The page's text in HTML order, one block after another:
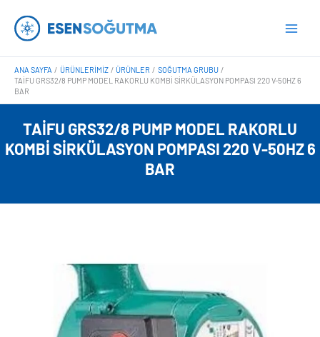
atla
ANA SAYFA ÜRÜNLERIMIZ ÜRÜNLER
SOĞUTMA GRUBU
TAIFU GRS32/8 PUMP MODEL RAKORLU KOMBI SIRKÜLASYON POMPASI 220 V-50HZ 6
BAR
TAIFU GRS32/8 PUMP MODEL RAKORLU
KOMBI SIRKÜLASYON POMPASI 220 V-50HZ 6
BAR